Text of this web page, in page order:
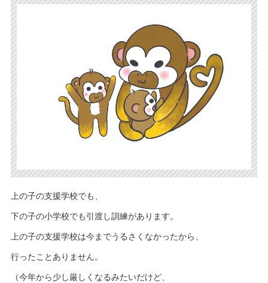
上の子の支援学校でも、
下の子の小学校でも引渡し訓練があります。
上の子の支援学校は今までうるさくなかったから、
行ったことありません。
（今年から少し厳しくなるみたいだけど、